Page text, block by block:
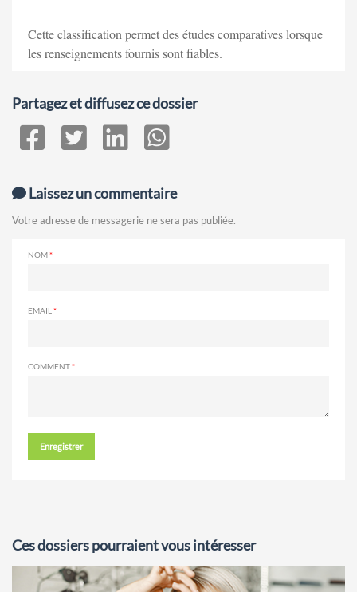
Cette classification permet des études comparatives lorsque
les renseignements fournis sont fiables.
Partagez et diffusez ce dossier
Laissez un commentaire
Votre adresse de messagerie ne sera pas publiée.
NOM
EMAIL
COMMENT
Enregistrer
Ces dossiers pourraient vous intéresser